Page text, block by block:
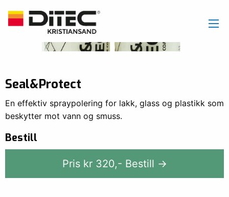
Seal&Protect
En effektiv spraypolering for lakk, glass og plastikk som
beskytter mot vann og smuss.
Bestill
Pris kr 320,- Bestill →